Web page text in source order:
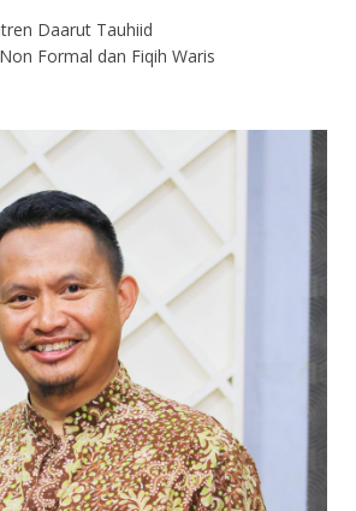
Daarut Tauhiid
Formal dan Fiqih Waris